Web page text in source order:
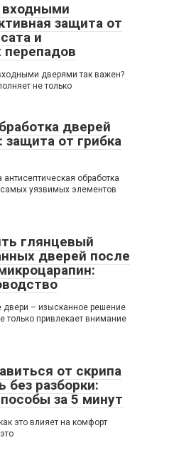
входными
защита от
и
дверями так важен?
не только
дверей
защита от грибка
обработка
уязвимых элементов
глянцевый
дверей после
– изысканное решение
только привлекает внимание
от скрипа
без разборки:
за 5 минут
это влияет на комфорт